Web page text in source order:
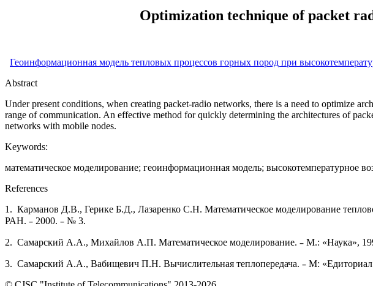
Optimization technique of packet
Геоинформационная модель тепловых процессов горных пород при
Abstract
Under present conditions, when creating packet-radio networks, there is a need to optimize
range of communication. An effective method for quickly determining the architectures of
networks with mobile nodes.
Keywords:
математическое моделирование; геоинформационная модель; высокотемпературное
References
1. Карманов Д.В., Герике Б.Д., Лазаренко С.Н. Математическое моде­лирование
РАН. – 2000. – № 3.
2. Самарский А.А., Михайлов А.П. Математическое моделирование. – М.: «Наука»,
3. Самарский А.А., Вабищевич П.Н. Вычислительная теплопередача. – М: